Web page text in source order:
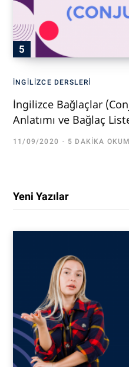
İNGILIZCE DERSLERI
İngilizce Bağlaçlar
Anlatımı ve Bağlaç
11/09/2020 5 DAKIKA
Yeni Yazılar